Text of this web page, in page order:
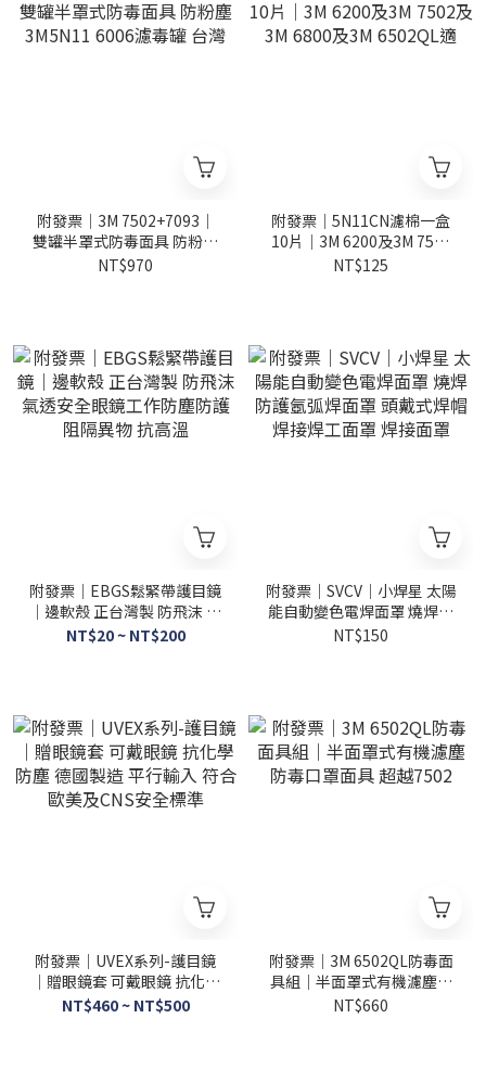
附發票｜3M 7502+7093｜
雙罐半罩式防毒面具 防粉塵
3M5N11 6006濾毒罐 台灣
NT$970
附發票｜5N11CN濾棉一盒
10片｜3M 6200及3M 7502
及3M 6800及3M 6502QL適
NT$125
附發票｜EBGS鬆緊帶護目鏡
｜邊軟殼 正台灣製 防飛沫 氣
透安全眼鏡工作防塵防護 阻
NT$20 ~ NT$200
附發票｜SVCV｜小焊星 太陽
能自動變色電焊面罩 燒焊防
護氬弧焊面罩 頭戴式焊帽焊
NT$150
附發票｜UVEX系列-護目鏡
｜贈眼鏡套 可戴眼鏡 抗化學
防塵 德國製造 平行輸入 符合
NT$460 ~ NT$500
附發票｜3M 6502QL防毒面
具組｜半面罩式有機濾塵防
毒口罩面具 超越7502
NT$660